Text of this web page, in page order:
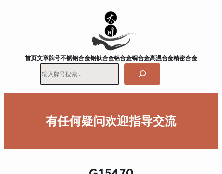
首页文章牌号不锈钢合金钢钛合金铝合金铜合金高温合金精密合金
有任何疑问欢迎指导交流